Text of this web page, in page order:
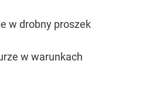
w drobny proszek
w warunkach